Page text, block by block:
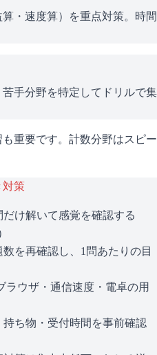
・速度算）を重点対策。時間
手分野を特定してドリルで集
重要です。計数分野はスピー
対策
け解いて感覚を確認する
を再確認し、1問あたりの目
ラウザ・通信速度・電卓の用
ち物・受付時間を事前確認